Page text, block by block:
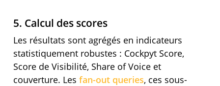
5. Calcul des scores
Les résultats sont agrégés en indicateurs
statistiquement robustes : Cockpyt Score,
Score de Visibilité, Share of Voice et
couverture. Les fan-out queries, ces sous-